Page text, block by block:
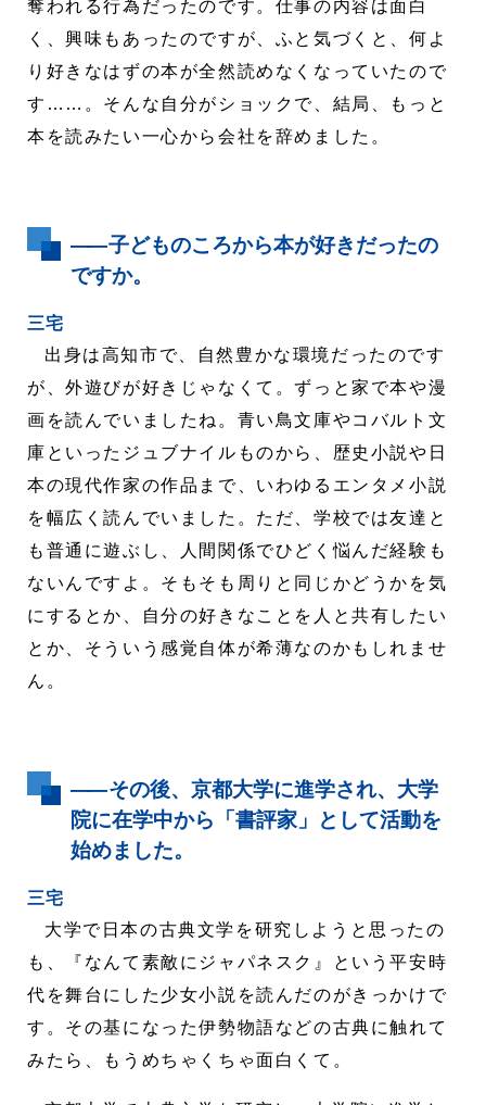
奪われる行為だったのです。仕事の内容は面白
く、興味もあったのですが、ふと気づくと、何よ
り好きなはずの本が全然読めなくなっていたので
す……。そんな自分がショックで、結局、もっと
本を読みたい一心から会社を辞めました。
――子どものころから本が好きだったの
ですか。
三宅
出身は高知市で、自然豊かな環境だったのです
が、外遊びが好きじゃなくて。ずっと家で本や漫
画を読んでいましたね。青い鳥文庫やコバルト文
庫といったジュブナイルものから、歴史小説や日
本の現代作家の作品まで、いわゆるエンタメ小説
を幅広く読んでいました。ただ、学校では友達と
も普通に遊ぶし、人間関係でひどく悩んだ経験も
ないんですよ。そもそも周りと同じかどうかを気
にするとか、自分の好きなことを人と共有したい
とか、そういう感覚自体が希薄なのかもしれませ
ん。
――その後、京都大学に進学され、大学
院に在学中から「書評家」として活動を
始めました。
三宅
大学で日本の古典文学を研究しようと思ったの
も、『なんて素敵にジャパネスク』という平安時
代を舞台にした少女小説を読んだのがきっかけで
す。その基になった伊勢物語などの古典に触れて
みたら、もうめちゃくちゃ面白くて。